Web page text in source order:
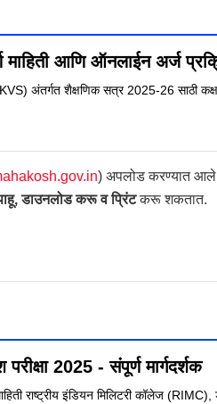
आणि ऑनलाईन अर्ज
अंतर्गत शैक्षणिक सत्र 2025-26 साठी
) अपलोड करण्यात
डाउनलोड करू व प्रिंटकरू शकतात.
2025 - संपूर्ण मार्गदर्शक
राष्ट्रीय इंडियन मिलिटरी कॉलेज